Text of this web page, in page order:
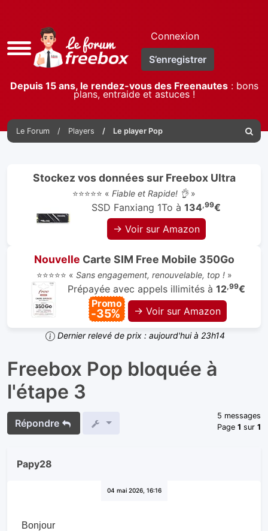
Accès
rapide
Connexion
S’enregistrer
Depuis 15 ans, le rendez-vous des Freenautes: bons
plans, entraide et astuces !
Le Forum Players Le player Pop
Stockez vos données sur Freebox Ultra
⭐⭐⭐⭐⭐ « Fiable et Rapide! 👌»
SSD Fanxiang 1To à 134,99€
→ Voir sur Amazon
Nouvelle Carte SIM Free Mobile 350Go
⭐⭐⭐⭐⭐ « Sans engagement, renouvelable, top !»
Prépayée avec appels illimités à 12,99€
Promo
-35% → Voir sur Amazon
Dernier relevé de prix : aujourd'hui à 23h14
Freebox Pop bloquée à
l'étape 3
Répondre
5 messages
Page1 sur1
Papy28
04 mai 2026, 16:16
Bonjour